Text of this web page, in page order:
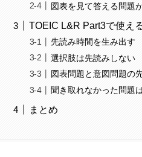
図表を見て答える問題
TOEIC L&R Part3で使え
先読み時間を生み出す
選択肢は先読みしない
図表問題と意図問題の
聞き取れなかった問題
まとめ